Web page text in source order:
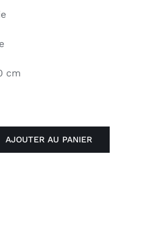
cm
AJOUTER AU PANIER